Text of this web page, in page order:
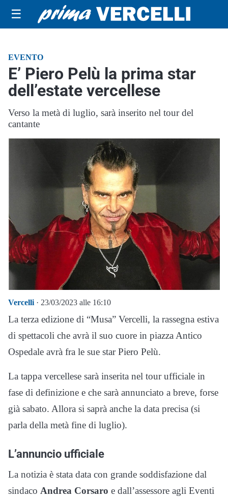
☰
EVENTO
E’ Piero Pelù la prima star
dell’estate vercellese
Verso la metà di luglio, sarà inserito nel tour del
cantante
Vercelli · 23/03/2023 alle 16:10
La terza edizione di “Musa” Vercelli, la rassegna estiva
di spettacoli che avrà il suo cuore in piazza Antico
Ospedale avrà fra le sue star Piero Pelù.
La tappa vercellese sarà inserita nel tour ufficiale in
fase di definizione e che sarà annunciato a breve, forse
già sabato. Allora si saprà anche la data precisa (si
parla della metà fine di luglio).
L’annuncio ufficiale
La notizia è stata data con grande soddisfazione dal
sindaco Andrea Corsaro e dall’assessore agli Eventi